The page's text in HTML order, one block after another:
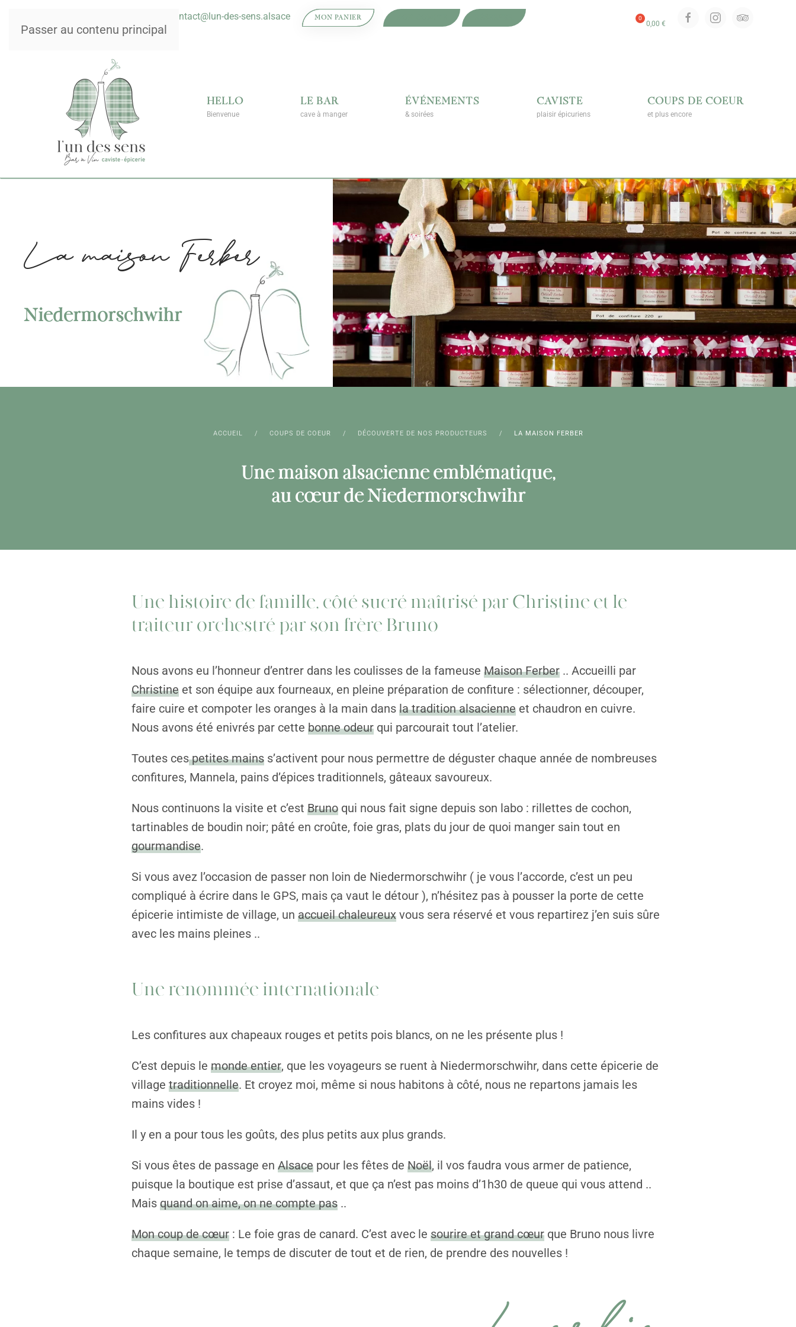
Passer au contenu principal
contact@lun-des-sens.alsace MON PANIER
0,00 €
HELLO
Bienvenue
LE BAR
cave à manger
ÉVÉNEMENTS
& soirées
CAVISTE
plaisir épicuriens
COUPS DE COEUR
et plus encore
La maison Ferber
Niedermorschwihr
ACCUEIL COUPS DE COEUR DÉCOUVERTE DE NOS PRODUCTEURS LA MAISON FERBER
Une maison alsacienne emblématique,
au cœur de Niedermorschwihr
Une histoire de famille, côté sucré maîtrisé par Christine et le
traiteur orchestré par son frère Bruno
Nous avons eu l’honneur d’entrer dans les coulisses de la fameuse Maison Ferber .. Accueilli par
Christine et son équipe aux fourneaux, en pleine préparation de confiture : sélectionner, découper,
faire cuire et compoter les oranges à la main dans la tradition alsacienne et chaudron en cuivre.
Nous avons été enivrés par cette bonne odeur qui parcourait tout l’atelier.
Toutes cespetites mains s’activent pour nous permettre de déguster chaque année de nombreuses
confitures, Mannela, pains d’épices traditionnels, gâteaux savoureux.
Nous continuons la visite et c’est Bruno qui nous fait signe depuis son labo : rillettes de cochon,
tartinables de boudin noir; pâté en croûte, foie gras, plats du jour de quoi manger sain tout en
gourmandise.
Si vous avez l’occasion de passer non loin de Niedermorschwihr ( je vous l’accorde, c’est un peu
compliqué à écrire dans le GPS, mais ça vaut le détour ), n’hésitez pas à pousser la porte de cette
épicerie intimiste de village, un accueil chaleureux vous sera réservé et vous repartirez j’en suis sûre
avec les mains pleines ..
Une renommée internationale
Les confitures aux chapeaux rouges et petits pois blancs, on ne les présente plus !
C’est depuis le monde entier, que les voyageurs se ruent à Niedermorschwihr, dans cette épicerie de
village traditionnelle. Et croyez moi, même si nous habitons à côté, nous ne repartons jamais les
mains vides !
Il y en a pour tous les goûts, des plus petits aux plus grands.
Si vous êtes de passage en Alsace pour les fêtes de Noël, il vos faudra vous armer de patience,
puisque la boutique est prise d’assaut, et que ça n’est pas moins d’1h30 de queue qui vous attend ..
Mais quand on aime, on ne compte pas ..
Mon coup de cœur : Le foie gras de canard. C’est avec le sourire et grand cœur que Bruno nous livre
chaque semaine, le temps de discuter de tout et de rien, de prendre des nouvelles !